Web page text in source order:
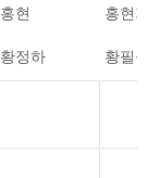
홍현 홍현기
황정하 황필규